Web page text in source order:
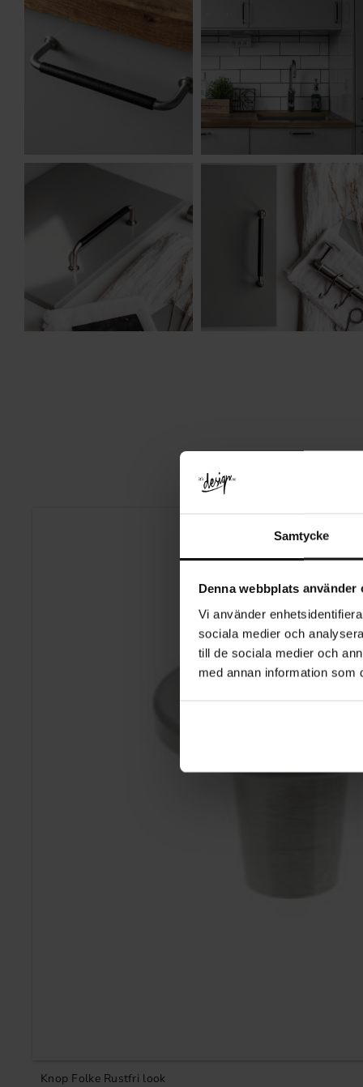
Samtycke
Denna webbplats använder
Vi använder
sociala medier och
till de sociala medier och
med annan information som
Knop Folke Rustfri look